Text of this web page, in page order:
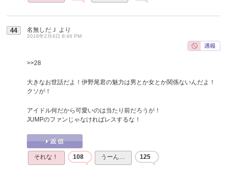
44 名無しだＪ より
2016年2月4日 8:46 PM
>>28
大きなお世話だよ！伊野尾君の魅力は男とか女とか関係ないんだよ！
クソが！
アイドル何だから可愛いのは当たり前だろうが！
JUMPのファンじゃなければレスするな！
それな！ 108 うーん… 125